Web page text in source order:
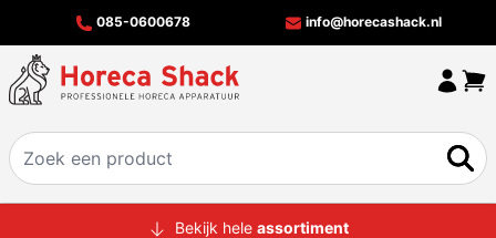
085-0600678 info@horecashack.nl
HOME
Bekijk hele assortiment